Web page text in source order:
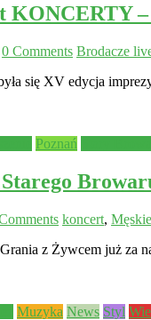
0 Comments Brodacze
się XV edycja
Poznań
koncert,
z Żywcem już
Muzyka News Styl